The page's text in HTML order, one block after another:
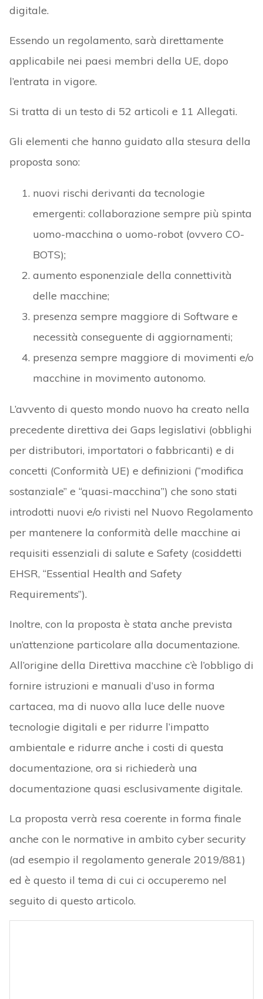
digitale.
Essendo un regolamento, sarà direttamente
applicabile nei paesi membri della UE, dopo
l’entrata in vigore.
Si tratta di un testo di 52 articoli e 11 Allegati.
Gli elementi che hanno guidato alla stesura della
proposta sono:
nuovi rischi derivanti da tecnologie
emergenti: collaborazione sempre più spinta
uomo-macchina o uomo-robot (ovvero CO-
BOTS);
aumento esponenziale della connettività
delle macchine;
presenza sempre maggiore di Software e
necessità conseguente di aggiornamenti;
presenza sempre maggiore di movimenti e/o
macchine in movimento autonomo.
L’avvento di questo mondo nuovo ha creato nella
precedente direttiva dei Gaps legislativi (obblighi
per distributori, importatori o fabbricanti) e di
concetti (Conformità UE) e definizioni (“modifica
sostanziale” e “quasi-macchina”) che sono stati
introdotti nuovi e/o rivisti nel Nuovo Regolamento
per mantenere la conformità delle macchine ai
requisiti essenziali di salute e Safety (cosiddetti
EHSR, “Essential Health and Safety
Requirements”).
Inoltre, con la proposta è stata anche prevista
un’attenzione particolare alla documentazione.
All’origine della Direttiva macchine c’è l’obbligo di
fornire istruzioni e manuali d’uso in forma
cartacea, ma di nuovo alla luce delle nuove
tecnologie digitali e per ridurre l’impatto
ambientale e ridurre anche i costi di questa
documentazione, ora si richiederà una
documentazione quasi esclusivamente digitale.
La proposta verrà resa coerente in forma finale
anche con le normative in ambito cyber security
(ad esempio il regolamento generale 2019/881)
ed è questo il tema di cui ci occuperemo nel
seguito di questo articolo.